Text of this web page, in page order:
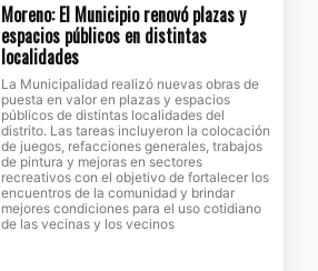
Moreno: El Municipio renovó plazas y
espacios públicos en distintas
localidades
La Municipalidad realizó nuevas obras de
puesta en valor en plazas y espacios
públicos de distintas localidades del
distrito. Las tareas incluyeron la colocación
de juegos, refacciones generales, trabajos
de pintura y mejoras en sectores
recreativos con el objetivo de fortalecer los
encuentros de la comunidad y brindar
mejores condiciones para el uso cotidiano
de las vecinas y los vecinos